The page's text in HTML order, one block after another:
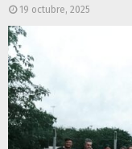
19 octubre, 2025